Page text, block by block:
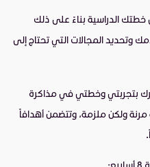
الدراسية بناءً على ذلك
وتحديد المجالات التي تحتاج إلى
بتجربتي وخطتي في مذاكرة
ولكن ملزمة، وتتضمن أهدافاً